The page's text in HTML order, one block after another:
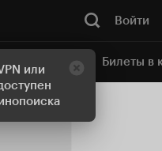
или
Войти
кинотеатр Билеты в